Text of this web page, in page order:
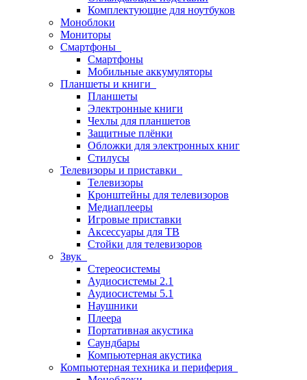
Комплектующие для ноутбуков
Моноблоки
Мониторы
Смартфоны
Смартфоны
Мобильные аккумуляторы
Планшеты и книги
Планшеты
Электронные книги
Чехлы для планшетов
Защитные плёнки
Обложки для электронных книг
Стилусы
Телевизоры и приставки
Телевизоры
Кронштейны для телевизоров
Медиаплееры
Игровые приставки
Аксессуары для ТВ
Стойки для телевизоров
Звук
Стереосистемы
Аудиосистемы 2.1
Аудиосистемы 5.1
Наушники
Плеера
Портативная акустика
Саундбары
Компьютерная акустика
Компьютерная техника и периферия